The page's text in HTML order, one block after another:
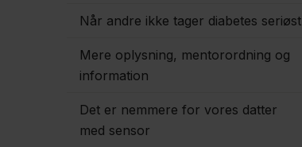
Når andre ikke tager diabetes seriøst
Mere oplysning, mentorordning og
information
Det er nemmere for vores datter
med sensor